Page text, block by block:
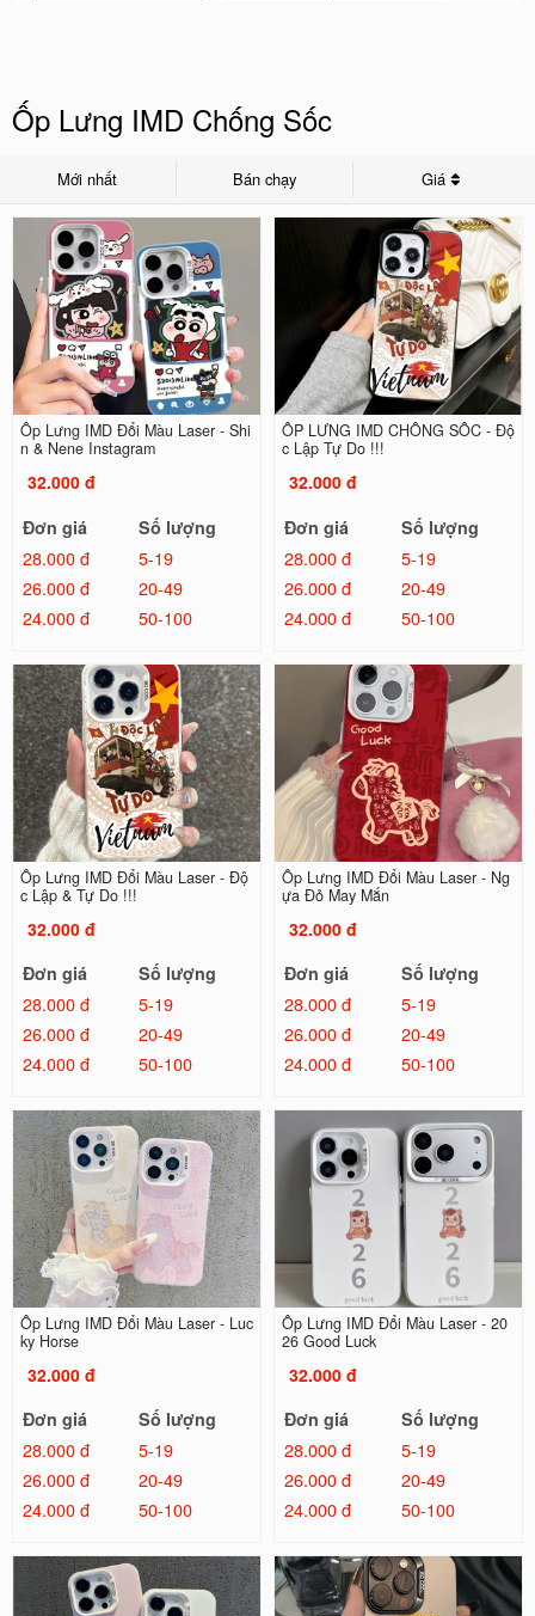
Ốp Lưng IMD Chống Sốc
Mới nhất Bán chạy Giá
Ốp Lưng IMD Đổi Màu Laser - Shi
n & Nene Instagram
32.000 đ
Đơn giá
Số lượng
28.000 đ
5-19
26.000 đ
20-49
24.000 đ
50-100
ỐP LƯNG IMD CHỐNG SỐC - Độ
c Lập Tự Do !!!
32.000 đ
Đơn giá
Số lượng
28.000 đ
5-19
26.000 đ
20-49
24.000 đ
50-100
Ốp Lưng IMD Đổi Màu Laser - Độ
c Lập & Tự Do !!!
32.000 đ
Đơn giá
Số lượng
28.000 đ
5-19
26.000 đ
20-49
24.000 đ
50-100
Ốp Lưng IMD Đổi Màu Laser - Ng
ựa Đỏ May Mắn
32.000 đ
Đơn giá
Số lượng
28.000 đ
5-19
26.000 đ
20-49
24.000 đ
50-100
Ốp Lưng IMD Đổi Màu Laser - Luc
ky Horse
32.000 đ
Đơn giá
Số lượng
28.000 đ
5-19
26.000 đ
20-49
24.000 đ
50-100
Ốp Lưng IMD Đổi Màu Laser - 20
26 Good Luck
32.000 đ
Đơn giá
Số lượng
28.000 đ
5-19
26.000 đ
20-49
24.000 đ
50-100